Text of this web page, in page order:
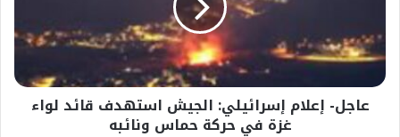
لواء
غزة
في
حركةعاجل- إعلام إسرائيلي: الجيش استهدف قائد لواء
غزة في حركة حماس ونائبه